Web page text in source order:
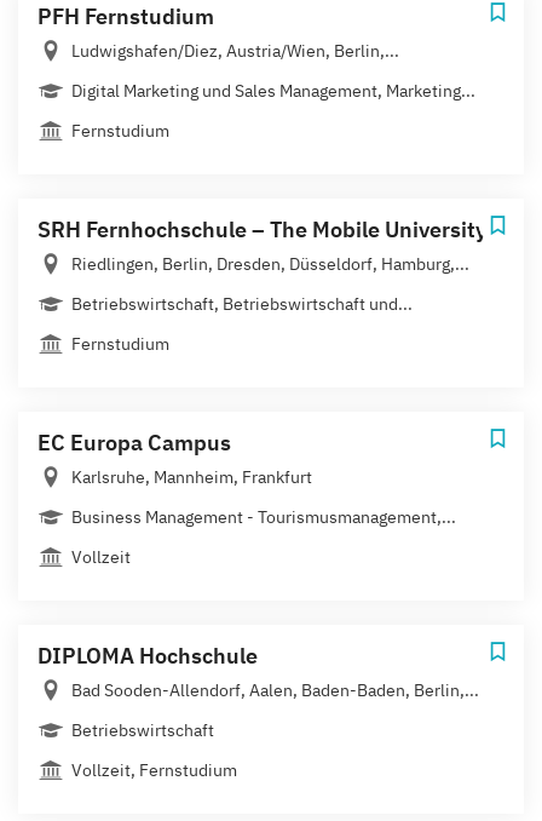
PFH Fernstudium
Ludwigshafen/Diez, Austria/Wien, Berlin,...
Digital Marketing und Sales Management, Marketing...
Fernstudium
SRH Fernhochschule – The Mobile University
Riedlingen, Berlin, Dresden, Düsseldorf, Hamburg,...
Betriebswirtschaft, Betriebswirtschaft und...
Fernstudium
EC Europa Campus
Karlsruhe, Mannheim, Frankfurt
Business Management - Tourismusmanagement,...
Vollzeit
DIPLOMA Hochschule
Bad Sooden-Allendorf, Aalen, Baden-Baden, Berlin,...
Betriebswirtschaft
Vollzeit, Fernstudium